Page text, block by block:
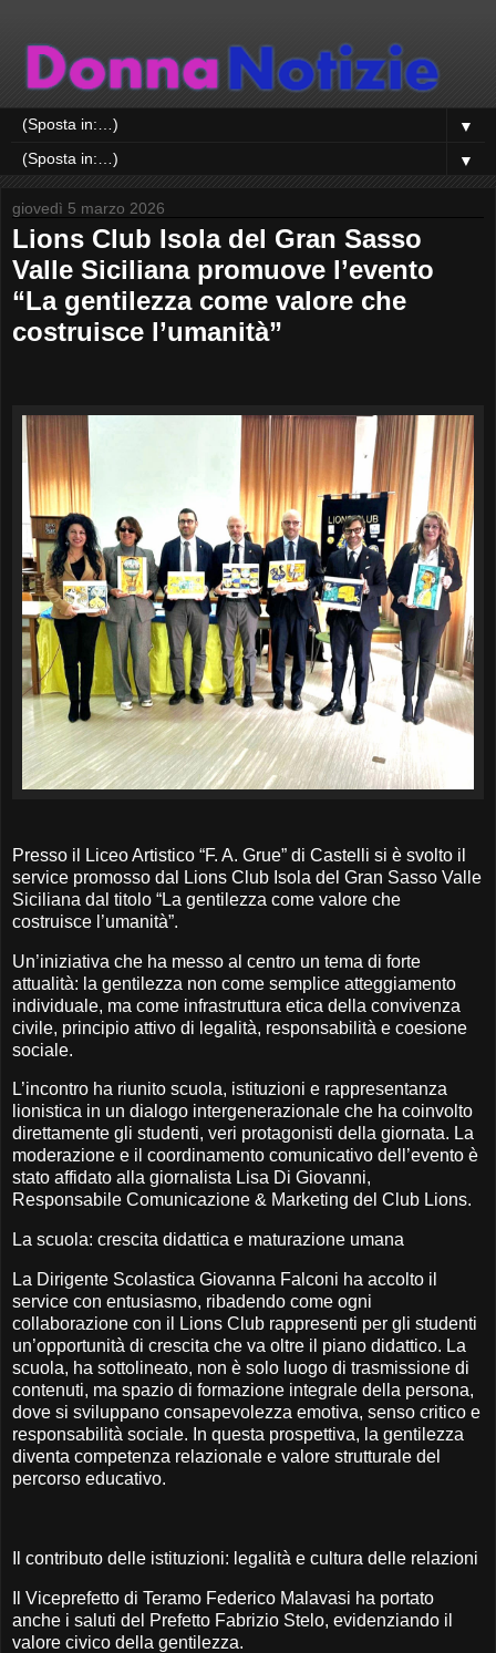
▼
▼
giovedì 5 marzo 2026
Lions Club Isola del Gran Sasso
Valle Siciliana promuove l’evento
“La gentilezza come valore che
costruisce l’umanità”
Presso il Liceo Artistico “F. A. Grue” di Castelli si è svolto il
service promosso dal Lions Club Isola del Gran Sasso Valle
Siciliana dal titolo “La gentilezza come valore che
costruisce l’umanità”.
Un’iniziativa che ha messo al centro un tema di forte
attualità: la gentilezza non come semplice atteggiamento
individuale, ma come infrastruttura etica della convivenza
civile, principio attivo di legalità, responsabilità e coesione
sociale.
L’incontro ha riunito scuola, istituzioni e rappresentanza
lionistica in un dialogo intergenerazionale che ha coinvolto
direttamente gli studenti, veri protagonisti della giornata. La
moderazione e il coordinamento comunicativo dell’evento è
stato affidato alla giornalista Lisa Di Giovanni,
Responsabile Comunicazione & Marketing del Club Lions.
La scuola: crescita didattica e maturazione umana
La Dirigente Scolastica Giovanna Falconi ha accolto il
service con entusiasmo, ribadendo come ogni
collaborazione con il Lions Club rappresenti per gli studenti
un’opportunità di crescita che va oltre il piano didattico. La
scuola, ha sottolineato, non è solo luogo di trasmissione di
contenuti, ma spazio di formazione integrale della persona,
dove si sviluppano consapevolezza emotiva, senso critico e
responsabilità sociale. In questa prospettiva, la gentilezza
diventa competenza relazionale e valore strutturale del
percorso educativo.
Il contributo delle istituzioni: legalità e cultura delle relazioni
Il Viceprefetto di Teramo Federico Malavasi ha portato
anche i saluti del Prefetto Fabrizio Stelo, evidenziando il
valore civico della gentilezza.